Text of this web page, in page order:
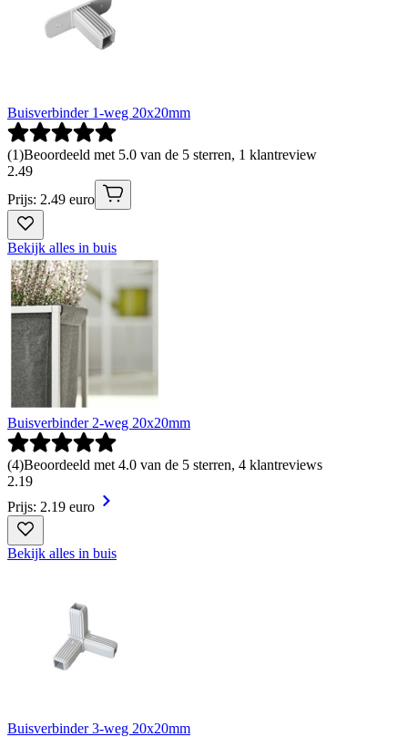
Buisverbinder 1-weg 20x20mm
(1)Beoordeeld met 5.0 van de 5 sterren, 1 klantreview
2.49
Prijs: 2.49 euro
Bekijk alles in buis
Buisverbinder 2-weg 20x20mm
(4)Beoordeeld met 4.0 van de 5 sterren, 4 klantreviews
2.19
Prijs: 2.19 euro
Bekijk alles in buis
Buisverbinder 3-weg 20x20mm